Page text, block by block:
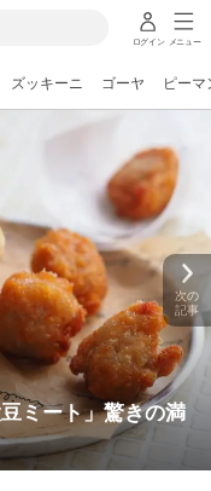
ログイン メニュー
ズッキーニ ゴーヤ ピーマ
ミート」驚きの満
次の
記事